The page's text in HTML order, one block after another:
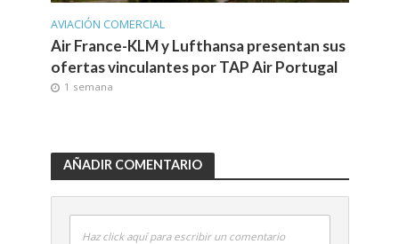
AVIACIÓN COMERCIAL
Air France-KLM y Lufthansa presentan sus
ofertas vinculantes por TAP Air Portugal
1 semana
AÑADIR COMENTARIO
Haz click aquí para escribir un comentario